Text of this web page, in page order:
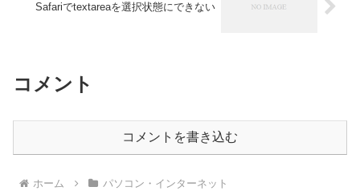
Safariでtextareaを選択状態にできない
コメント
コメントを書き込む
ホーム パソコン・インターネット